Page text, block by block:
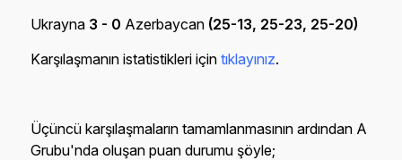
Ukrayna 3 - 0 Azerbaycan (25-13, 25-23, 25-20)
Karşılaşmanın istatistikleri içintıklayınız.
Üçüncü karşılaşmaların tamamlanmasının ardından A
Grubu'nda oluşan puan durumu şöyle;